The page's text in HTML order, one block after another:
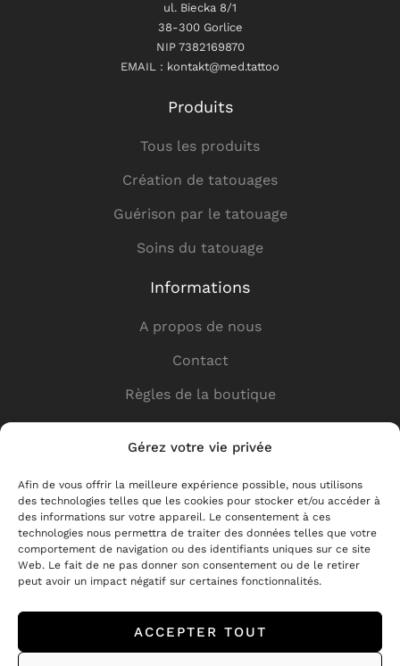
Gérez votre vie privée
Afin de vous offrir la meilleure expérience possible, nous utilisons
des technologies telles que les cookies pour stocker et/ou accéder à
des informations sur votre appareil. Le consentement à ces
technologies nous permettra de traiter des données telles que votre
comportement de navigation ou des identifiants uniques sur ce site
Web. Le fait de ne pas donner son consentement ou de le retirer
peut avoir un impact négatif sur certaines fonctionnalités.
ACCEPTER TOUT
ul. Biecka 8/1
38-300 Gorlice
NIP 7382169870
EMAIL : kontakt@med.tattoo
Produits
Tous les produits
Création de tatouages
Guérison par le tatouage
Soins du tatouage
Informations
A propos de nous
Contact
Règles de la boutique
Boutique
Livraison
Pour les partenaires
Retours et réclamations